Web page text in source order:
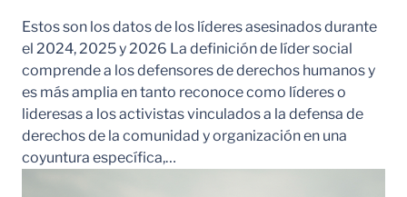
Estos son los datos de los líderes asesinados durante
el 2024, 2025 y 2026 La definición de líder social
comprende a los defensores de derechos humanos y
es más amplia en tanto reconoce como líderes o
lideresas a los activistas vinculados a la defensa de
derechos de la comunidad y organización en una
coyuntura específica,…